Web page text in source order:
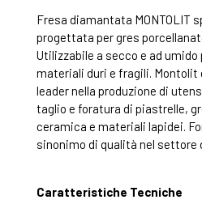
Fresa diamantata MONTOLIT
progettata per gres
Utilizzabile a secco e ad
materiali duri e fragili. Montolit
leader nella produzione di
taglio e foratura di piastrelle,
ceramica e materiali lapidei.
sinonimo di qualità nel settore
Caratteristiche Tecniche